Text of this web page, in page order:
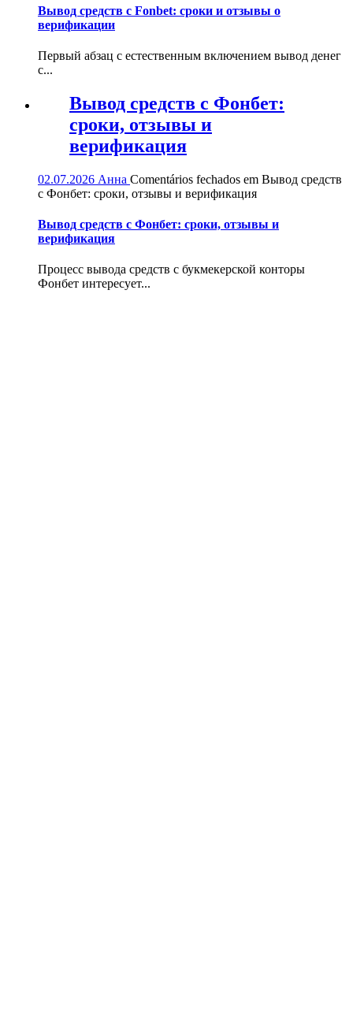
Вывод средств с Fonbet: сроки и отзывы о
верификации
Первый абзац с естественным включением вывод денег
с...
Вывод средств с Фонбет:
сроки, отзывы и
верификация
02.07.2026 Анна Comentários fechados em Вывод средств
с Фонбет: сроки, отзывы и верификация
Вывод средств с Фонбет: сроки, отзывы и
верификация
Процесс вывода средств с букмекерской конторы
Фонбет интересует...